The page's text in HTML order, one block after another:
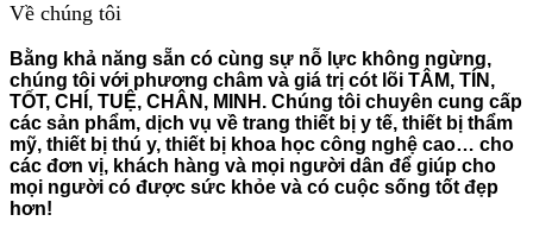
Về chúng tôi
Bằng khả năng sẵn có cùng sự nỗ lực không ngừng,
chúng tôi với phương châm và giá trị cót lõi TÂM, TÍN,
TỐT, CHÍ, TUỆ, CHÂN, MINH. Chúng tôi chuyên cung cấp
các sản phẩm, dịch vụ về trang thiết bị y tế, thiết bị thẩm
mỹ, thiết bị thú y, thiết bị khoa học công nghệ cao… cho
các đơn vị, khách hàng và mọi người dân để giúp cho
mọi người có được sức khỏe và có cuộc sống tốt đẹp
hơn!